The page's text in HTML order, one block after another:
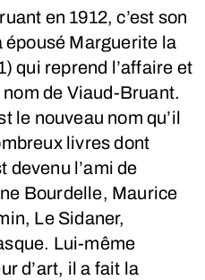
en 1912, c’est son
épousé Marguerite la
qui reprend l’affaire et
de Viaud-Bruant.
le nouveau nom qu’il
livres dont
devenu l’ami de
Bourdelle, Maurice
Le Sidaner,
Lui-même
d’art, il a fait la